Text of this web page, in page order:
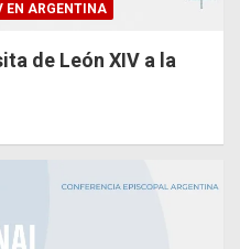
EN ARGENTINA
de León XIV a la